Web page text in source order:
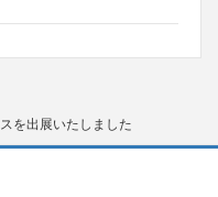
を出展いたしました